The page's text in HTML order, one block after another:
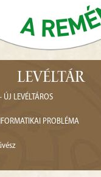
LEVÉLTÁR
ÚJ LEVÉLTÁROS
PROBLÉMA